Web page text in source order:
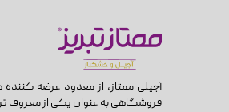
آجیلی ممتاز، از معدود عرضه
فروشگاهی به عنوان یکی از معروف